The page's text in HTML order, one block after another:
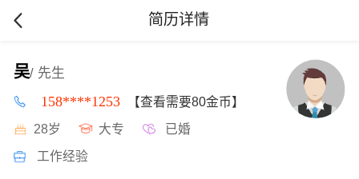
简历详情
吴/ 先生
158****1253 【查看需要80金币】
28岁 大专 已婚
工作经验